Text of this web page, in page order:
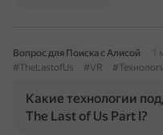
Вопрос для Поиска с Алисой
1
#TheLastofUs
#VR
Какие технологии
The Last of Us Part I?